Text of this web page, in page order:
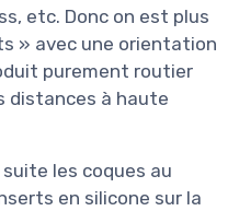
etc. Donc on est plus
» avec une orientation
purement routier
distances à haute
les coques au
en silicone sur la